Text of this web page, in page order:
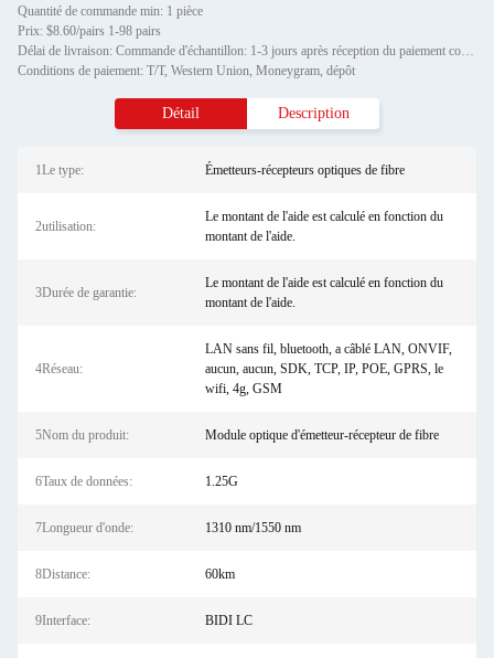
Quantité de commande min: 1 pièce
Prix: $8.60/pairs 1-98 pairs
Délai de livraison: Commande d'échantillon: 1-3 jours après réception du paiement complet Commande de stock: 3-7 jours a
Conditions de paiement: T/T, Western Union, Moneygram, dépôt
Détail Description
1Le type: Émetteurs-récepteurs optiques de fibre
2utilisation:
Le montant de l'aide est calculé en fonction du
montant de l'aide.
3Durée de garantie:
Le montant de l'aide est calculé en fonction du
montant de l'aide.
4Réseau:
LAN sans fil, bluetooth, a câblé LAN, ONVIF,
aucun, aucun, SDK, TCP, IP, POE, GPRS, le
wifi, 4g, GSM
5Nom du produit: Module optique d'émetteur-récepteur de fibre
6Taux de données: 1.25G
7Longueur d'onde: 1310 nm/1550 nm
8Distance: 60km
9Interface: BIDI LC